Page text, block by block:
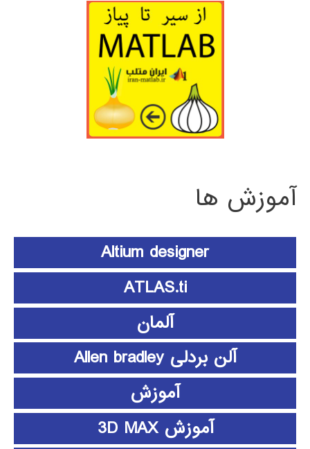
آموزش ها
Altium designer
ATLAS.ti
آلمان
آلن بردلی Allen bradley
آموزش
آموزش 3D MAX